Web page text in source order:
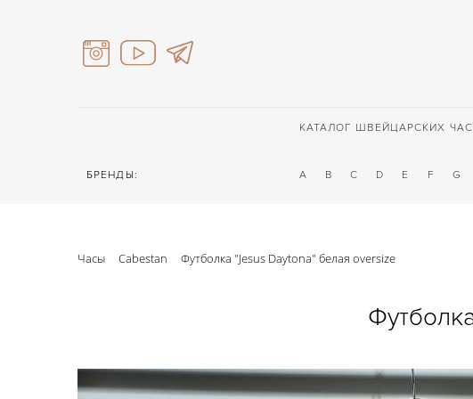
КАТАЛОГ ШВЕЙЦАРСКИХ
БРЕНДЫ: A B C D E F G
Часы Cabestan Футболка "Jesus Daytona" белая oversize